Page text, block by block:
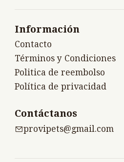
Información
Contacto
Términos y Condiciones
Politica de reembolso
Política de privacidad
Contáctanos
provipets@gmail.com